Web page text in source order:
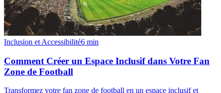
Inclusion et Accessibilité6 min
Comment Créer un Espace Inclusif dans Votre Fan
Zone de Football
Transformez votre fan zone de football en un espace inclusif et